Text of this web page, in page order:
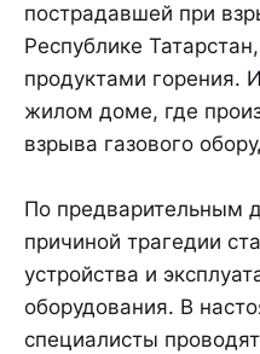
пострадавшей при
Республике
продуктами горения.
жилом доме, где
взрыва газового
По предварительным
причиной трагедии
устройства и
оборудования. В
специалисты